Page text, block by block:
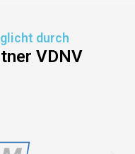
durch
VDNV